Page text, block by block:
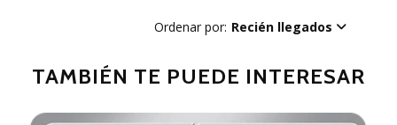
Ordenar por: Recién llegados
TAMBIÉN TE PUEDE INTERESAR